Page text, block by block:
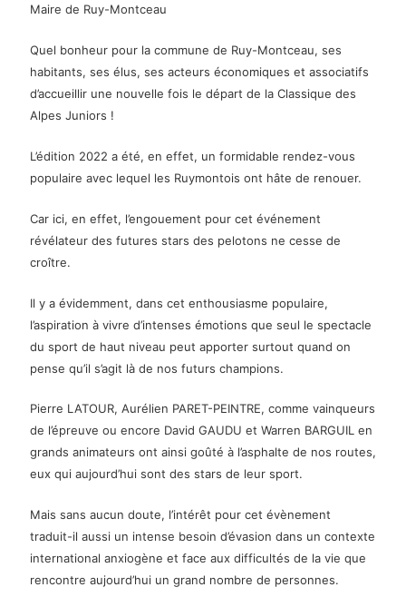
Maire de Ruy-Montceau
Quel bonheur pour la commune de Ruy-Montceau, ses
habitants, ses élus, ses acteurs économiques et associatifs
d’accueillir une nouvelle fois le départ de la Classique des
Alpes Juniors !
L’édition 2022 a été, en effet, un formidable rendez-vous
populaire avec lequel les Ruymontois ont hâte de renouer.
Car ici, en effet, l’engouement pour cet événement
révélateur des futures stars des pelotons ne cesse de
croître.
Il y a évidemment, dans cet enthousiasme populaire,
l’aspiration à vivre d’intenses émotions que seul le spectacle
du sport de haut niveau peut apporter surtout quand on
pense qu’il s’agit là de nos futurs champions.
Pierre LATOUR, Aurélien PARET-PEINTRE, comme vainqueurs
de l’épreuve ou encore David GAUDU et Warren BARGUIL en
grands animateurs ont ainsi goûté à l’asphalte de nos routes,
eux qui aujourd’hui sont des stars de leur sport.
Mais sans aucun doute, l’intérêt pour cet évènement
traduit-il aussi un intense besoin d’évasion dans un contexte
international anxiogène et face aux difficultés de la vie que
rencontre aujourd’hui un grand nombre de personnes.